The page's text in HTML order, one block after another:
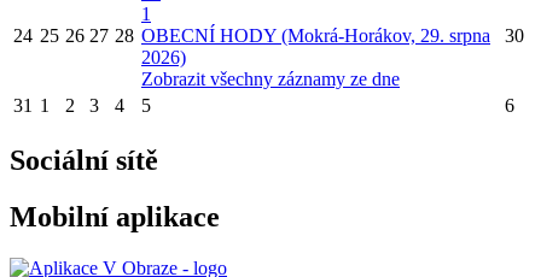
24 25 26 27 28
1
OBECNÍ HODY (Mokrá-Horákov, 29. srpna
2026)
Zobrazit všechny záznamy ze dne
30
31 1 2 3 4 5 6
Sociální sítě
Mobilní aplikace